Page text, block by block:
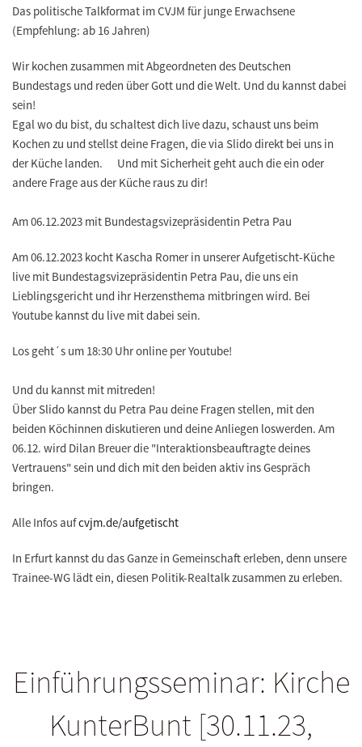
Das politische Talkformat im CVJM für junge Erwachsene
(Empfehlung: ab 16 Jahren)
Wir kochen zusammen mit Abgeordneten des Deutschen
Bundestags und reden über Gott und die Welt. Und du kannst dabei
sein!
Egal wo du bist, du schaltest dich live dazu, schaust uns beim
Kochen zu und stellst deine Fragen, die via Slido direkt bei uns in
der Küche landen. Und mit Sicherheit geht auch die ein oder
andere Frage aus der Küche raus zu dir!
Am 06.12.2023 mit Bundestagsvizepräsidentin Petra Pau
Am 06.12.2023 kocht Kascha Romer in unserer Aufgetischt-Küche
live mit Bundestagsvizepräsidentin Petra Pau, die uns ein
Lieblingsgericht und ihr Herzensthema mitbringen wird. Bei
Youtube kannst du live mit dabei sein.
Los geht´s um 18:30 Uhr online per Youtube!
Und du kannst mit mitreden!
Über Slido kannst du Petra Pau deine Fragen stellen, mit den
beiden Köchinnen diskutieren und deine Anliegen loswerden. Am
06.12. wird Dilan Breuer die "Interaktionsbeauftragte deines
Vertrauens" sein und dich mit den beiden aktiv ins Gespräch
bringen.
Alle Infos aufcvjm.de/aufgetischt
In Erfurt kannst du das Ganze in Gemeinschaft erleben, denn unsere
Trainee-WG lädt ein, diesen Politik-Realtalk zusammen zu erleben.
Einführungsseminar: Kirche
KunterBunt [30.11.23,